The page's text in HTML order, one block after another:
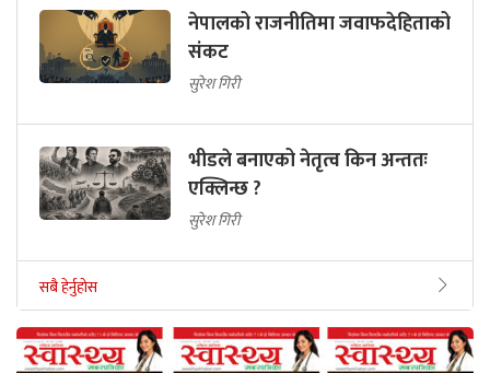
नेपालको राजनीतिमा जवाफदेहिताको
संकट
सुरेश गिरी
भीडले बनाएको नेतृत्व किन अन्ततः
एक्लिन्छ ?
सुरेश गिरी
सबै हेर्नुहोस